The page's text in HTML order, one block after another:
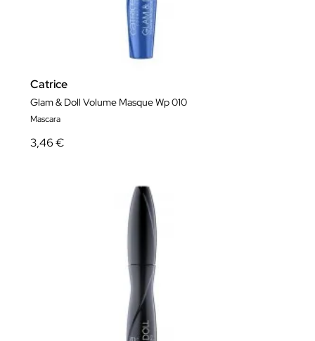
Catrice
Glam & Doll Volume Masque Wp 010
Mascara
3,46 €